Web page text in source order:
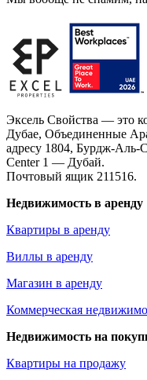
Эксель Свойства — это
Дубае, Объединенные
адресу 1804, Бурдж-Аль-
Center 1 — Дубай.
Почтовый ящик 211516.
Недвижимость в аренду
Квартиры в аренду
Виллы в аренду
Магазин в аренду
Коммерческая
Недвижимость на
Квартиры на продажу